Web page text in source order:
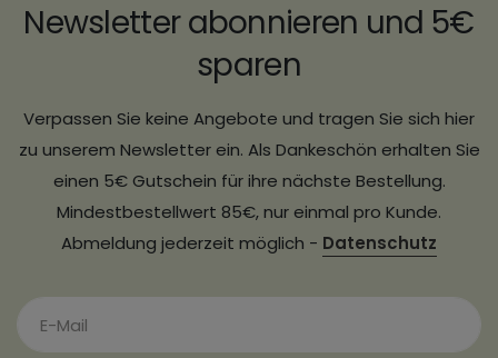
Newsletter abonnieren und 5€
sparen
Verpassen Sie keine Angebote und tragen Sie sich hier
zu unserem Newsletter ein. Als Dankeschön erhalten Sie
einen 5€ Gutschein für ihre nächste Bestellung.
Mindestbestellwert 85€, nur einmal pro Kunde.
Abmeldung jederzeit möglich - Datenschutz